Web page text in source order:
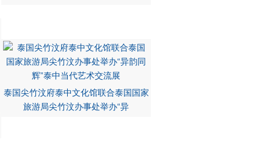
泰国尖竹汶府泰中文化馆联合泰国国家
旅游局尖竹汶办事处举办“异